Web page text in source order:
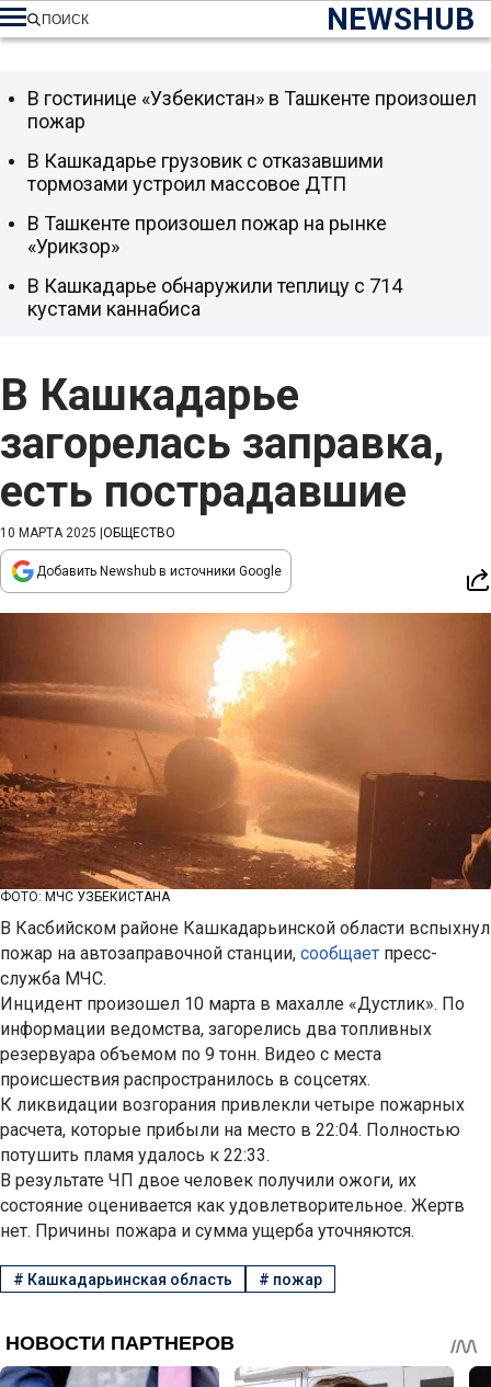
NEWSHUB
ПОИСК
В Кашкадарье
загорелась заправка,
есть пострадавшие
10 МАРТА 2025 ОБЩЕСТВО
Добавить Newshub в источники Google
ФОТО: МЧС УЗБЕКИСТАНА
В Касбийском районе Кашкадарьинской области вспыхнул
пожар на автозаправочной станции, сообщает пресс-
служба МЧС.
Инцидент произошел 10 марта в махалле «Дустлик». По
информации ведомства, загорелись два топливных
резервуара объемом по 9 тонн. Видео с места
происшествия распространилось в соцсетях.
К ликвидации возгорания привлекли четыре пожарных
расчета, которые прибыли на место в 22:04. Полностью
потушить пламя удалось к 22:33.
В результате ЧП двое человек получили ожоги, их
состояние оценивается как удовлетворительное. Жертв
нет. Причины пожара и сумма ущерба уточняются.
В гостинице «Узбекистан» в Ташкенте произошел
пожар
В Кашкадарье грузовик с отказавшими
тормозами устроил массовое ДТП
В Ташкенте произошел пожар на рынке
«Урикзор»
В Кашкадарье обнаружили теплицу с 714
кустами каннабиса
# Кашкадарьинская область # пожар